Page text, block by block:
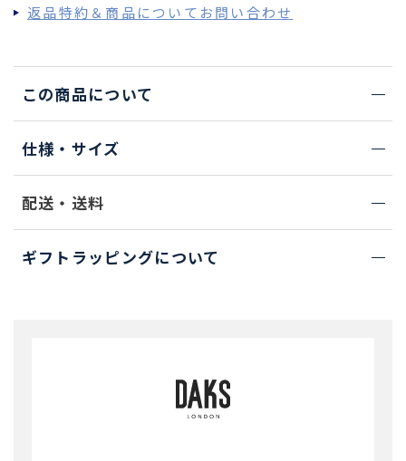
返品特約＆商品についてお問い合わせ
この商品について
仕様・サイズ
配送・送料
ギフトラッピングについて